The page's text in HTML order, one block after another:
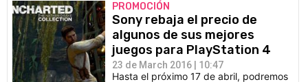
PROMOCIÓN
Sony rebaja el precio de
algunos de sus mejores
juegos para PlayStation 4
23 de March 2016 | 10:47
Hasta el próximo 17 de abril, podremos